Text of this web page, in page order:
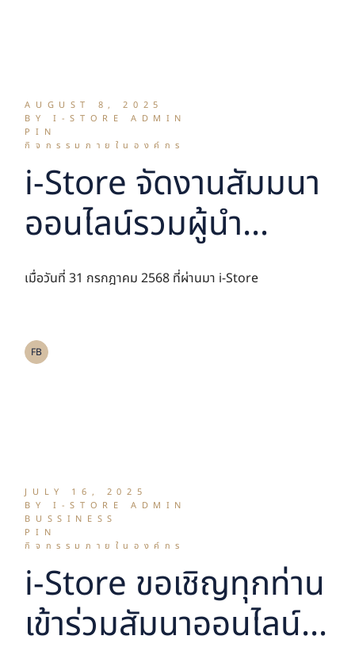
AUGUST 8, 2025
BY I-STORE ADMIN
PIN
กิจกรรมภายในองค์กร
i-Store จัดงานสัมมนา
ออนไลน์รวมผู้นำ
อุตสาหกรรม Self
โอกาสการเติบโตของ
เมื่อวันที่ 31 กรกฎาคม 2568 ที่ผ่านมา i-Store
FB
JULY 16, 2025
BY I-STORE ADMIN
BUSSINESS
PIN
กิจกรรมภายในองค์กร
i-Store ขอเชิญทุกท่าน
เข้าร่วมสัมนาออนไลน์